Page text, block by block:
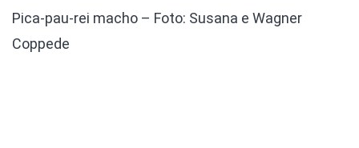
Pica-pau-rei macho – Foto: Susana e Wagner
Coppede